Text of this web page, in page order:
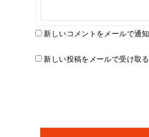
新しいコメントをメールで通知
新しい投稿をメールで受け取る